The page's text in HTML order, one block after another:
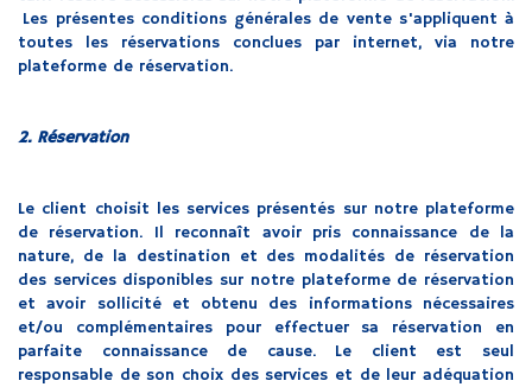
Les présentes conditions générales de vente s'appliquent à
toutes les réservations conclues par internet, via notre
plateforme de réservation.
2. Réservation
Le client choisit les services présentés sur notre plateforme
de réservation. Il reconnaît avoir pris connaissance de la
nature, de la destination et des modalités de réservation
des services disponibles sur notre plateforme de réservation
et avoir sollicité et obtenu des informations nécessaires
et/ou complémentaires pour effectuer sa réservation en
parfaite connaissance de cause. Le client est seul
responsable de son choix des services et de leur adéquation